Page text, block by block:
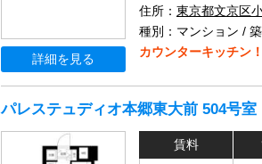
詳細を見る
住所： 東京都文京区
種別：マンション /
カウンターキッチン
パレステュディオ本郷東大前 504号室
賃料